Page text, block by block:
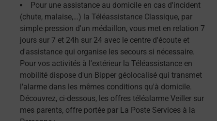
Pour une assistance au domicile en cas d'incident
(chute, malaise,…) la Téléassistance Classique, par
simple pression d'un médaillon, vous met en relation 7
jours sur 7 et 24h sur 24 avec le centre d'écoute et
d'assistance qui organise les secours si nécessaire.
Pour vos activités à l'extérieur la Téléassistance en
mobilité dispose d'un Bipper géolocalisé qui transmet
l'alarme dans les mêmes conditions qu'à domicile.
Découvrez, ci-dessous, les offres téléalarme Veiller sur
mes parents, offre portée par La Poste Services à la